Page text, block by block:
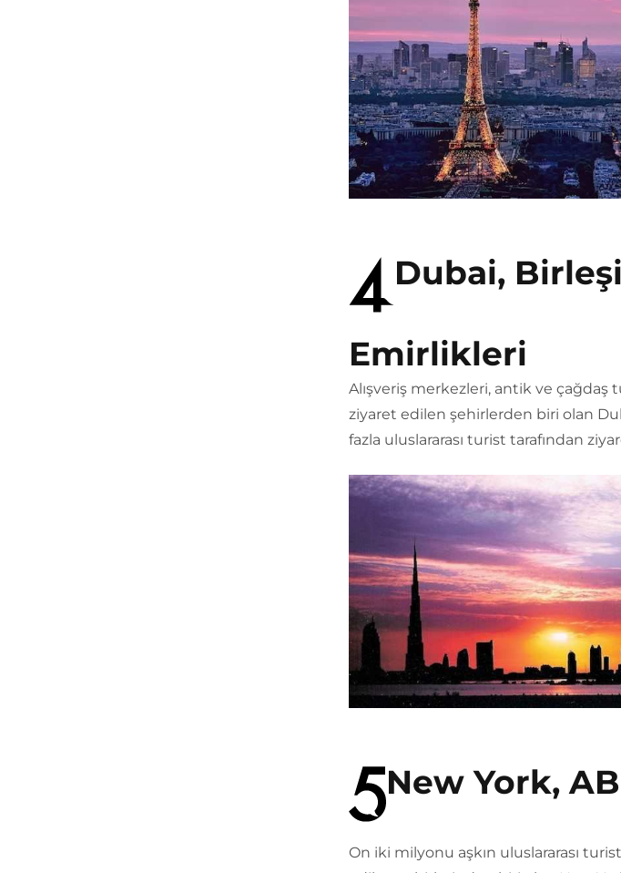
Dubai,
Emirlikleri
Alışveriş merkezleri, antik ve çağdaş
ziyaret edilen şehirlerden biri olan
fazla uluslararası turist tarafından
New York,
On iki milyonu aşkın uluslararası